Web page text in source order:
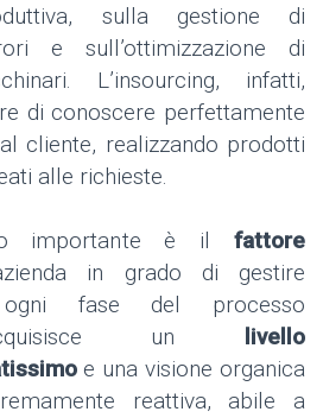
sulla gestione di
e sull’ottimizzazione di
L’insourcing, infatti,
di conoscere perfettamente
cliente, realizzando prodotti
alle richieste.
importante è il fattore
in grado di gestire
ogni fase del processo
un livello
e una visione organica
reattiva, abile a